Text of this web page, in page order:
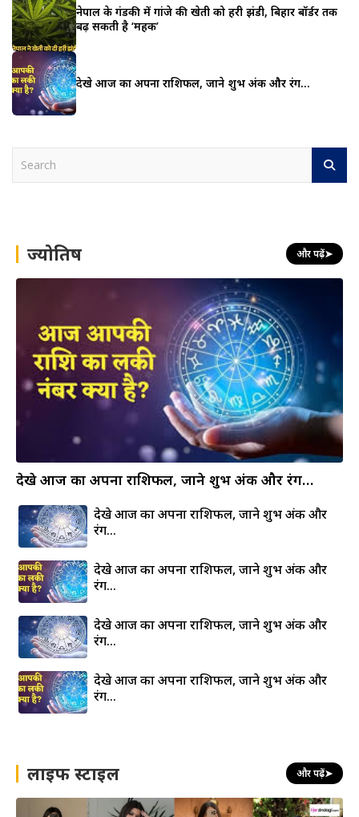
नेपाल के गंडकी में गांजे की खेती को हरी झंडी, बिहार बॉर्डर तक
बढ़ सकती है ‘महक’
देखे आज का अपना राशिफल, जाने शुभ अंक और रंग…
h ज्योतिष और पढ़ें➤
देखे आज का अपना राशिफल, जाने शुभ अंक और रंग…
देखे आज का अपना राशिफल, जाने शुभ अंक और
रंग…
देखे आज का अपना राशिफल, जाने शुभ अंक और
रंग…
देखे आज का अपना राशिफल, जाने शुभ अंक और
रंग…
देखे आज का अपना राशिफल, जाने शुभ अंक और
रंग…
लाइफ स्टाइल और पढ़ें➤